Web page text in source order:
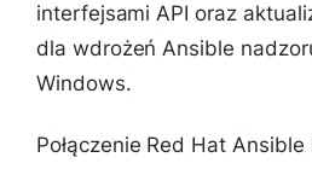
interfejsami API oraz
dla wdrożeń Ansible
Windows.
Połączenie Red Hat